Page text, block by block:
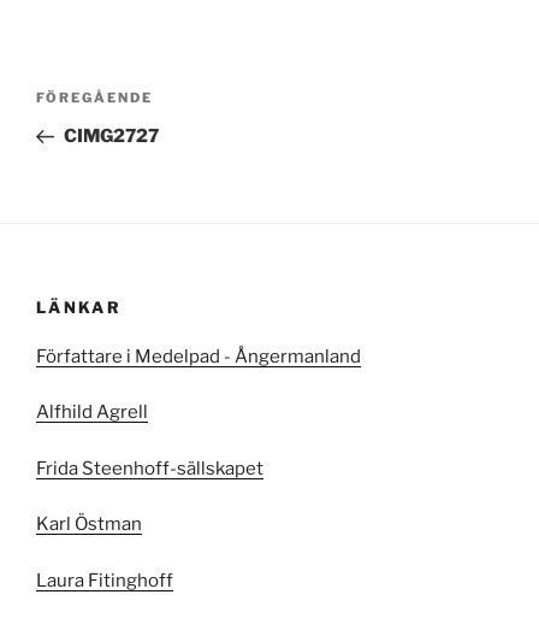
Inläggsnavigering
Föregående
inlägg
FÖREGÅENDE
CIMG2727
LÄNKAR
Författare i Medelpad - Ångermanland
Alfhild Agrell
Frida Steenhoff-sällskapet
Karl Östman
Laura Fitinghoff